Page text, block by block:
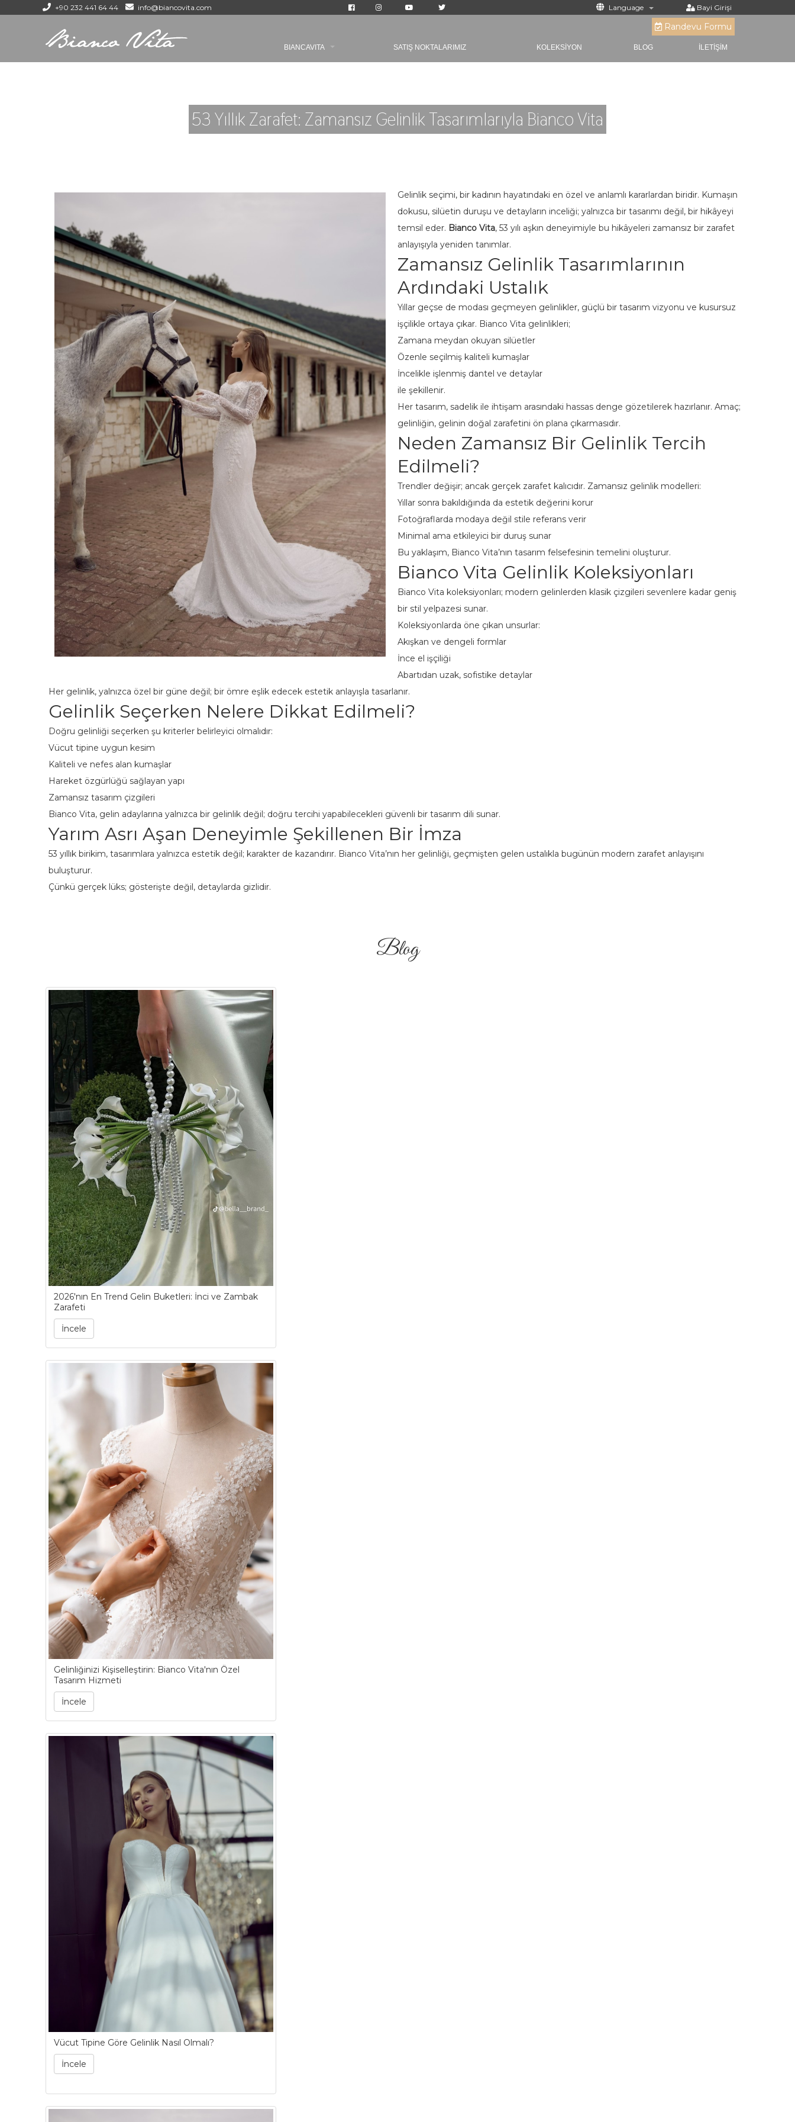
+90 232 441 64 44 info@biancovita.com Language Bayi Girişi
Randevu Formu
BIANCAVITA SATIŞ NOKTALARIMIZ KOLEKSİYON BLOG İLETİŞİM
53 Yıllık Zarafet: Zamansız Gelinlik Tasarımlarıyla Bianco Vita
Gelinlik seçimi, bir kadının hayatındaki en özel ve anlamlı kararlardan biridir. Kumaşın
dokusu, silüetin duruşu ve detayların inceliği; yalnızca bir tasarımı değil, bir hikâyeyi
temsil eder. Bianco Vita, 53 yılı aşkın deneyimiyle bu hikâyeleri zamansız bir zarafet
anlayışıyla yeniden tanımlar.
Zamansız Gelinlik Tasarımlarının
Ardındaki Ustalık
Yıllar geçse de modası geçmeyen gelinlikler, güçlü bir tasarım vizyonu ve kusursuz
işçilikle ortaya çıkar. Bianco Vita gelinlikleri;
Zamana meydan okuyan silüetler
Özenle seçilmiş kaliteli kumaşlar
İncelikle işlenmiş dantel ve detaylar
ile şekillenir.
Her tasarım, sadelik ile ihtişam arasındaki hassas denge gözetilerek hazırlanır. Amaç;
gelinliğin, gelinin doğal zarafetini ön plana çıkarmasıdır.
Neden Zamansız Bir Gelinlik Tercih
Edilmeli?
Trendler değişir; ancak gerçek zarafet kalıcıdır. Zamansız gelinlik modelleri:
Yıllar sonra bakıldığında da estetik değerini korur
Fotoğraflarda modaya değil stile referans verir
Minimal ama etkileyici bir duruş sunar
Bu yaklaşım, Bianco Vita’nın tasarım felsefesinin temelini oluşturur.
Bianco Vita Gelinlik Koleksiyonları
Bianco Vita koleksiyonları; modern gelinlerden klasik çizgileri sevenlere kadar geniş
bir stil yelpazesi sunar.
Koleksiyonlarda öne çıkan unsurlar:
Akışkan ve dengeli formlar
İnce el işçiliği
Abartıdan uzak, sofistike detaylar
Her gelinlik, yalnızca özel bir güne değil; bir ömre eşlik edecek estetik anlayışla tasarlanır.
Gelinlik Seçerken Nelere Dikkat Edilmeli?
Doğru gelinliği seçerken şu kriterler belirleyici olmalıdır:
Vücut tipine uygun kesim
Kaliteli ve nefes alan kumaşlar
Hareket özgürlüğü sağlayan yapı
Zamansız tasarım çizgileri
Bianco Vita, gelin adaylarına yalnızca bir gelinlik değil; doğru tercihi yapabilecekleri güvenli bir tasarım dili sunar.
Yarım Asrı Aşan Deneyimle Şekillenen Bir İmza
53 yıllık birikim, tasarımlara yalnızca estetik değil; karakter de kazandırır. Bianco Vita’nın her gelinliği, geçmişten gelen ustalıkla bugünün modern zarafet anlayışını
buluşturur.
Çünkü gerçek lüks; gösterişte değil, detaylarda gizlidir.
Blog
2026'nın En Trend Gelin Buketleri: İnci ve Zambak
Zarafeti
İncele
Gelinliğinizi Kişiselleştirin: Bianco Vita'nın Özel
Tasarım Hizmeti
İncele
Vücut Tipine Göre Gelinlik Nasıl Olmalı?
İncele